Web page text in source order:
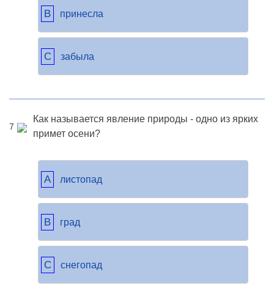
B принесла
C забыла
7
Как называется явление природы - одно из ярких
примет осени?
A листопад
B град
C снегопад